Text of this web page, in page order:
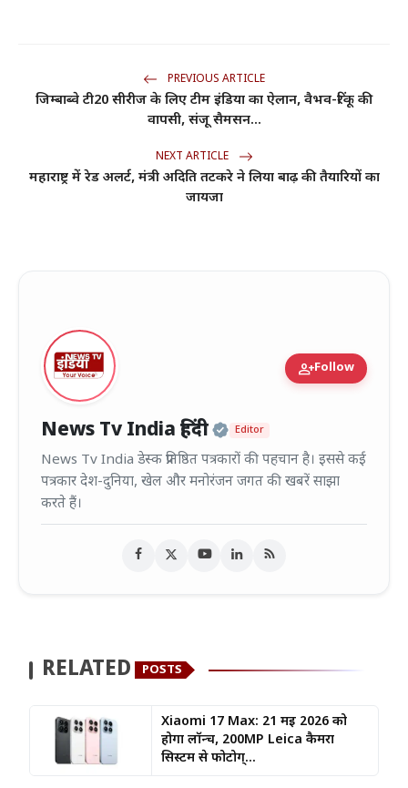
PREVIOUS ARTICLE
जिम्बाब्वे टी20 सीरीज के लिए टीम इंडिया का ऐलान, वैभव-रिंकू की
वापसी, संजू सैमसन...
NEXT ARTICLE
महाराष्ट्र में रेड अलर्ट, मंत्री अदिति तटकरे ने लिया बाढ़ की तैयारियों का
जायजा
person_addFollow
News Tv India हिंदी Official | Verified
Editor
News Tv India डेस्क प्रतिष्ठित पत्रकारों की पहचान है। इससे कई
पत्रकार देश-दुनिया, खेल और मनोरंजन जगत की खबरें साझा
करते हैं।
RELATED POSTS
Xiaomi 17 Max: 21 मई 2026 को
होगा लॉन्च, 200MP Leica कैमरा
सिस्टम से फोटोग्...